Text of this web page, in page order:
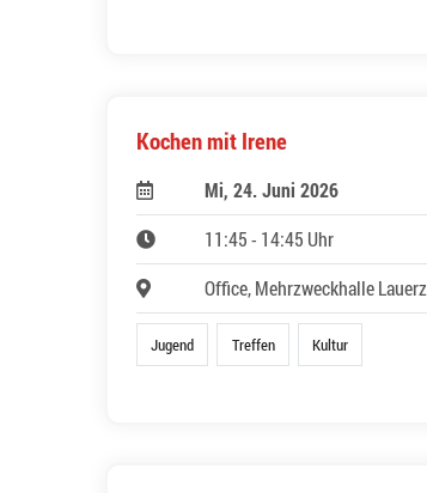
Kochen mit Irene
Mi, 24. Juni 2026
11:45 - 14:45 Uhr
Office, Mehrzweckhalle Lauerz
Jugend Treffen Kultur